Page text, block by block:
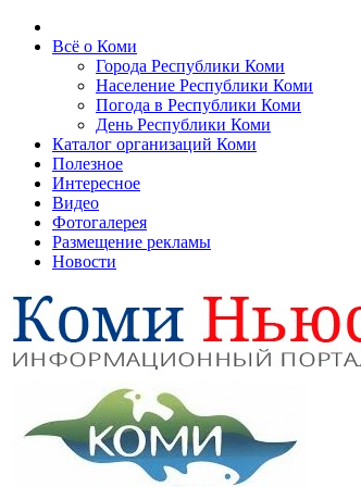
Всё о Коми
Города Республики Коми
Население Республики Коми
Погода в Республики Коми
День Республики Коми
Каталог организаций Коми
Полезное
Интересное
Видео
Фотогалерея
Размещение рекламы
Новости